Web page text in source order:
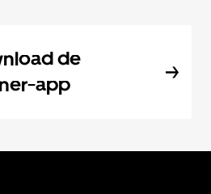
de
app